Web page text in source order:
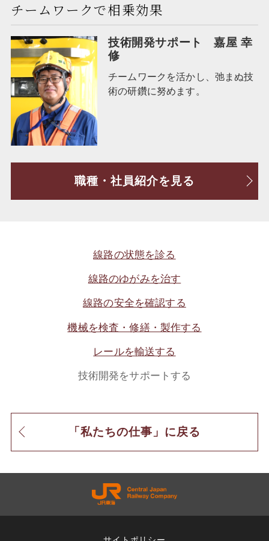
チームワークで相乗効果
技術開発サポート
嘉屋 幸
修
チームワークを活かし、弛まぬ技
術の研鑽に努めます。
職種・社員紹介を見る
線路の状態を診る
線路のゆがみを治す
線路の安全を確認する
機械を検査・修繕・製作する
レールを輸送する
技術開発をサポートする
「私たちの仕事」に戻る